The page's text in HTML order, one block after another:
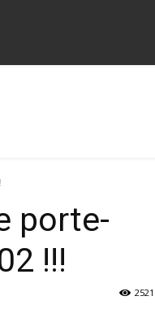
porte-
!!!
2521